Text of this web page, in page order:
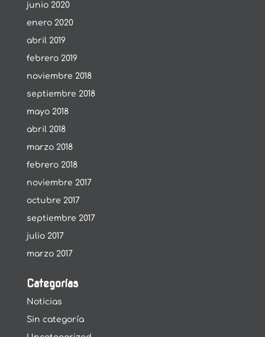
junio 2020
enero 2020
abril 2019
febrero 2019
noviembre 2018
septiembre 2018
mayo 2018
abril 2018
marzo 2018
febrero 2018
noviembre 2017
octubre 2017
septiembre 2017
julio 2017
marzo 2017
Categorías
Noticias
Sin categoría